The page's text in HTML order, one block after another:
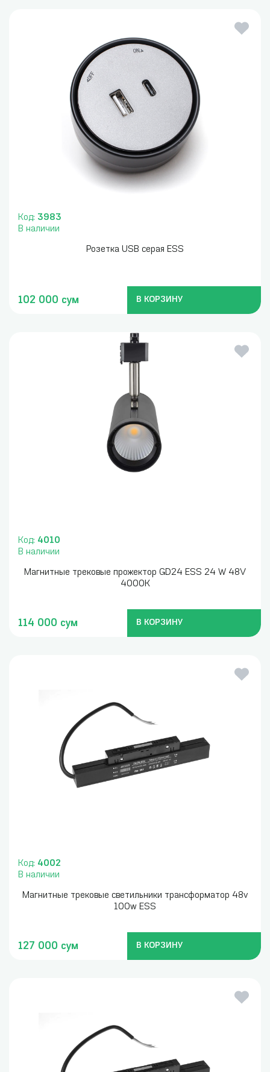
Код: 3983
В наличии
Розетка USB серая ESS
102 000 сум В КОРЗИНУ
Код: 4010
В наличии
Mагнитные трековые прожектор GD24 ESS 24 W 48V
4000K
114 000 сум В КОРЗИНУ
Код: 4002
В наличии
Магнитные трековые светильники трансформатор 48v
100w ESS
127 000 сум В КОРЗИНУ